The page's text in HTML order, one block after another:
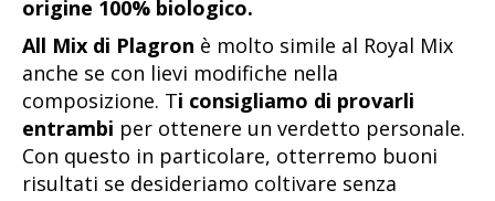
origine 100% biologico.
All Mix di Plagron è molto simile al Royal Mix
anche se con lievi modifiche nella
composizione. Ti consigliamo di provarli
entrambi per ottenere un verdetto personale.
Con questo in particolare, otterremo buoni
risultati se desideriamo coltivare senza